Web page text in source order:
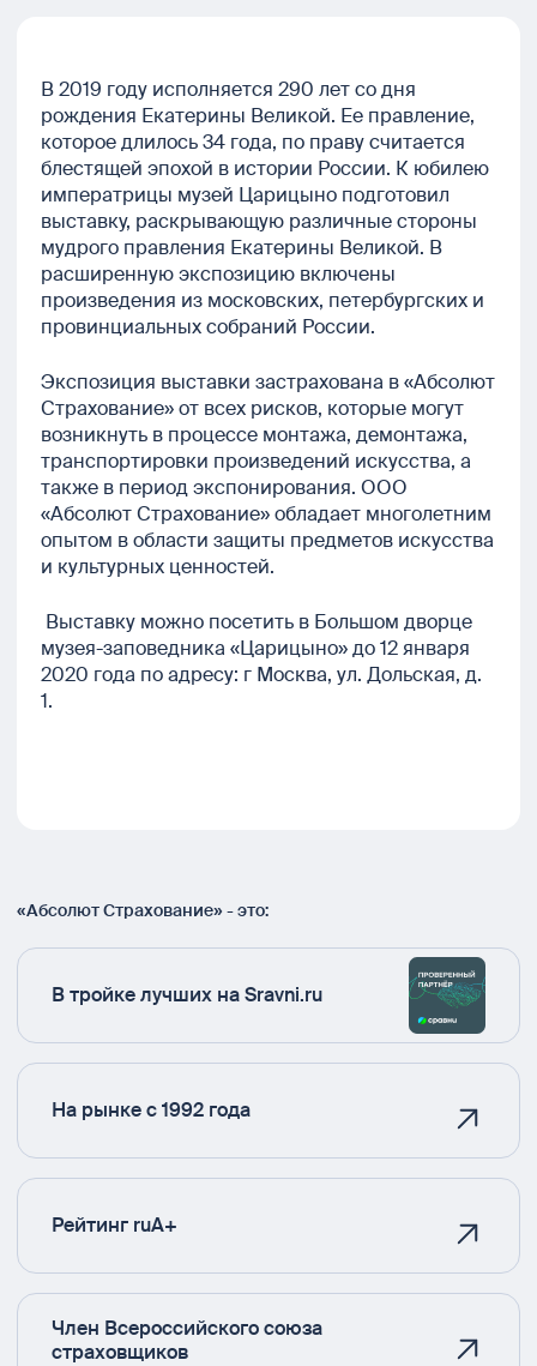
В 2019 году исполняется 290 лет со дня
рождения Екатерины Великой. Ее правление,
которое длилось 34 года, по праву считается
блестящей эпохой в истории России. К юбилею
императрицы музей Царицыно подготовил
выставку, раскрывающую различные стороны
мудрого правления Екатерины Великой. В
расширенную экспозицию включены
произведения из московских, петербургских и
провинциальных собраний России.
Экспозиция выставки застрахована в «Абсолют
Страхование» от всех рисков, которые могут
возникнуть в процессе монтажа, демонтажа,
транспортировки произведений искусства, а
также в период экспонирования. ООО
«Абсолют Страхование» обладает многолетним
опытом в области защиты предметов искусства
и культурных ценностей.
Выставку можно посетить в Большом дворце
музея-заповедника «Царицыно» до 12 января
2020 года по адресу: г Москва, ул. Дольская, д.
1.
«Абсолют Страхование» - это:
В тройке лучших на Sravni.ru
На рынке с 1992 года
Рейтинг ruA+
Член Всероссийского союза
страховщиков